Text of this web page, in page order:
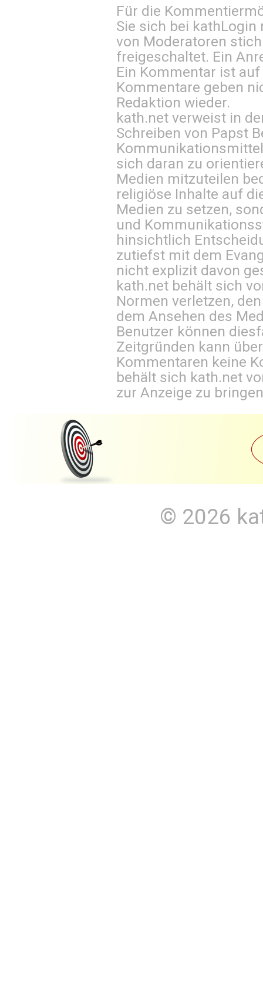
Für die
Sie sich bei kathLogin
von Moderatoren
freigeschaltet. Ein
Ein Kommentar ist
Kommentare geben
Redaktion wieder.
kath.net verweist in
Schreiben von Papst
sich daran zu
Medien mitzuteilen
religiöse Inhalte auf
Medien zu setzen,
und
hinsichtlich
zutiefst mit dem
nicht explizit davon
kath.net behält sich
Normen verletzen,
dem Ansehen des
Benutzer können
Zeitgründen kann
Kommentaren keine
behält sich kath.net
zur Anzeige zu
© 2026